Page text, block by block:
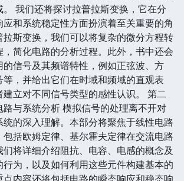
我们还将探讨拉普拉斯变换，它在分
和系统稳定性方面扮演着至关重要的角
拉斯变换，我们可以将复杂的微分方程转
简化电路的分析过程。此外，书中还会
的信号及其频谱特性，例如正弦波、方
，并给出它们在时域和频域的直观表
立对不同信号类型的感性认识。 第二
路与系统分析 模拟信号的处理离不开对
的深入理解。本部分将聚焦于线性电路
包括欧姆定律、基尔霍夫定律在交流电路
们将详细介绍阻抗、电容、电感的概念及
为，以及如何利用这些元件构建基本的